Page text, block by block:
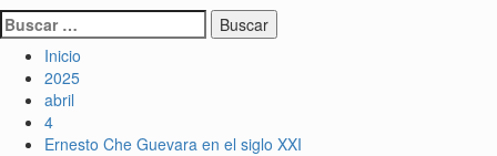
Inicio
2025
abril
4
Ernesto Che Guevara en el siglo XXI